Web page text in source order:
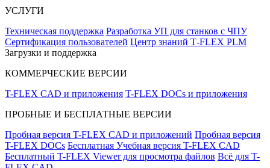
УСЛУГИ
Техническая поддержка Разработка УП для станков с ЧПУ
Сертификация пользователей Центр знаний T‑FLEX PLM
Загрузки и поддержка
КОММЕРЧЕСКИЕ ВЕРСИИ
T-FLEX CAD и приложения T-FLEX DOCs и приложения
ПРОБНЫЕ И БЕСПЛАТНЫЕ ВЕРСИИ
Пробная версия T-FLEX CAD и приложений Пробная версия
T-FLEX DOCs Бесплатная Учебная версия T-FLEX CAD
Бесплатный T-FLEX Viewer для просмотра файлов Всё для T-